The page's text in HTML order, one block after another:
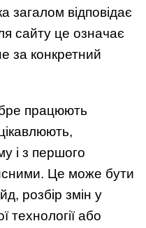
загалом відповідає
сайту це означає
за конкретний
працюють
і з першого
Це може бути
розбір змін у
технології або